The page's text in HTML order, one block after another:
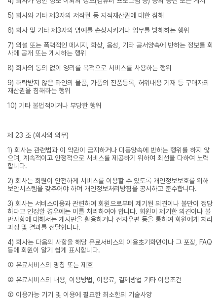
5) 회사와 기타 제3자의 저작권 등 지적재산권에 대한 침해
6) 회사 및 기타 제3자의 명예를 손상시키거나 업무를 방해하는 행위
7) 외설 또는 폭력적인 메시지, 화상, 음성, 기타 공서양속에 반하는 정보를 회
사에 공개 또는 게시하는 행위
8) 회사의 동의 없이 영리를 목적으로 서비스를 사용하는 행위
9) 허락받지 않은 타인의 물품, 가품의 진품등록, 허위내용 기재 등 구매자의
재산권을 침해하는 행위
10) 기타 불법적이거나 부당한 행위
제 23 조 (회사의 의무)
1) 회사는 관련법과 이 약관이 금지하거나 미풍양속에 반하는 행위를 하지 않
으며, 계속적이고 안정적으로 서비스를 제공하기 위하여 최선을 다하여 노력
합니다.
2) 회사는 회원이 안전하게 서비스를 이용할 수 있도록 개인정보보호를 위해
보안시스템을 갖추어야 하며 개인정보처리방침을 공시하고 준수합니다.
3) 회사는 서비스이용과 관련하여 회원으로부터 제기된 의견이나 불만이 정당
하다고 인정할 경우에는 이를 처리하여야 합니다. 회원이 제기한 의견이나 불
만사항에 대해서는 게시판을 활용하거나 전자우편 등을 통하여 회원에게 처리
과정 및 결과를 전달합니다.
4) 회사는 다음의 사항을 해당 유료서비스의 이용초기화면이나 그 포장, FAQ
등에 회원이 알기 쉽게 표시합니다.
① 유료서비스의 명칭 또는 제호
② 유료서비스의 내용, 이용방법, 이용료, 결제방법 기타 이용조건
③ 이용가능 기기 및 이용에 필요한 최소한의 기술사양